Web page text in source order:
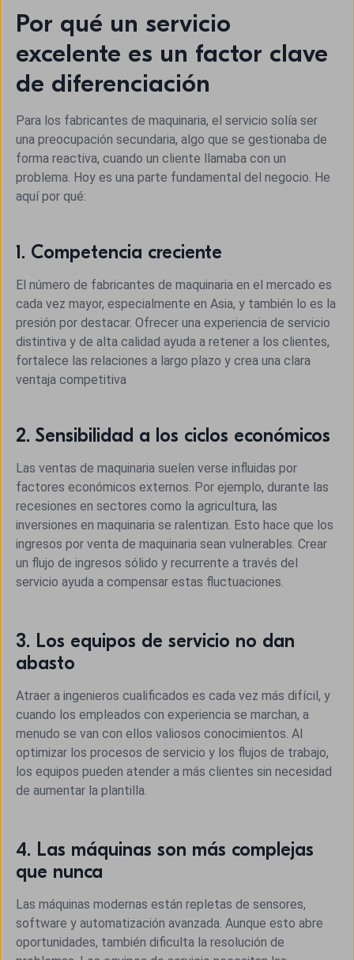
Por qué un servicio
excelente es un factor clave
de diferenciación
Para los fabricantes de maquinaria, el servicio solía ser
una preocupación secundaria, algo que se gestionaba de
forma reactiva, cuando un cliente llamaba con un
problema. Hoy es una parte fundamental del negocio. He
aquí por qué:
1. Competencia creciente
El número de fabricantes de maquinaria en el mercado es
cada vez mayor, especialmente en Asia, y también lo es la
presión por destacar. Ofrecer una experiencia de servicio
distintiva y de alta calidad ayuda a retener a los clientes,
fortalece las relaciones a largo plazo y crea una clara
ventaja competitiva
2. Sensibilidad a los ciclos económicos
Las ventas de maquinaria suelen verse influidas por
factores económicos externos. Por ejemplo, durante las
recesiones en sectores como la agricultura, las
inversiones en maquinaria se ralentizan. Esto hace que los
ingresos por venta de maquinaria sean vulnerables. Crear
un flujo de ingresos sólido y recurrente a través del
servicio ayuda a compensar estas fluctuaciones.
3. Los equipos de servicio no dan
abasto
Atraer a ingenieros cualificados es cada vez más difícil, y
cuando los empleados con experiencia se marchan, a
menudo se van con ellos valiosos conocimientos. Al
optimizar los procesos de servicio y los flujos de trabajo,
los equipos pueden atender a más clientes sin necesidad
de aumentar la plantilla.
4. Las máquinas son más complejas
que nunca
Las máquinas modernas están repletas de sensores,
software y automatización avanzada. Aunque esto abre
oportunidades, también dificulta la resolución de